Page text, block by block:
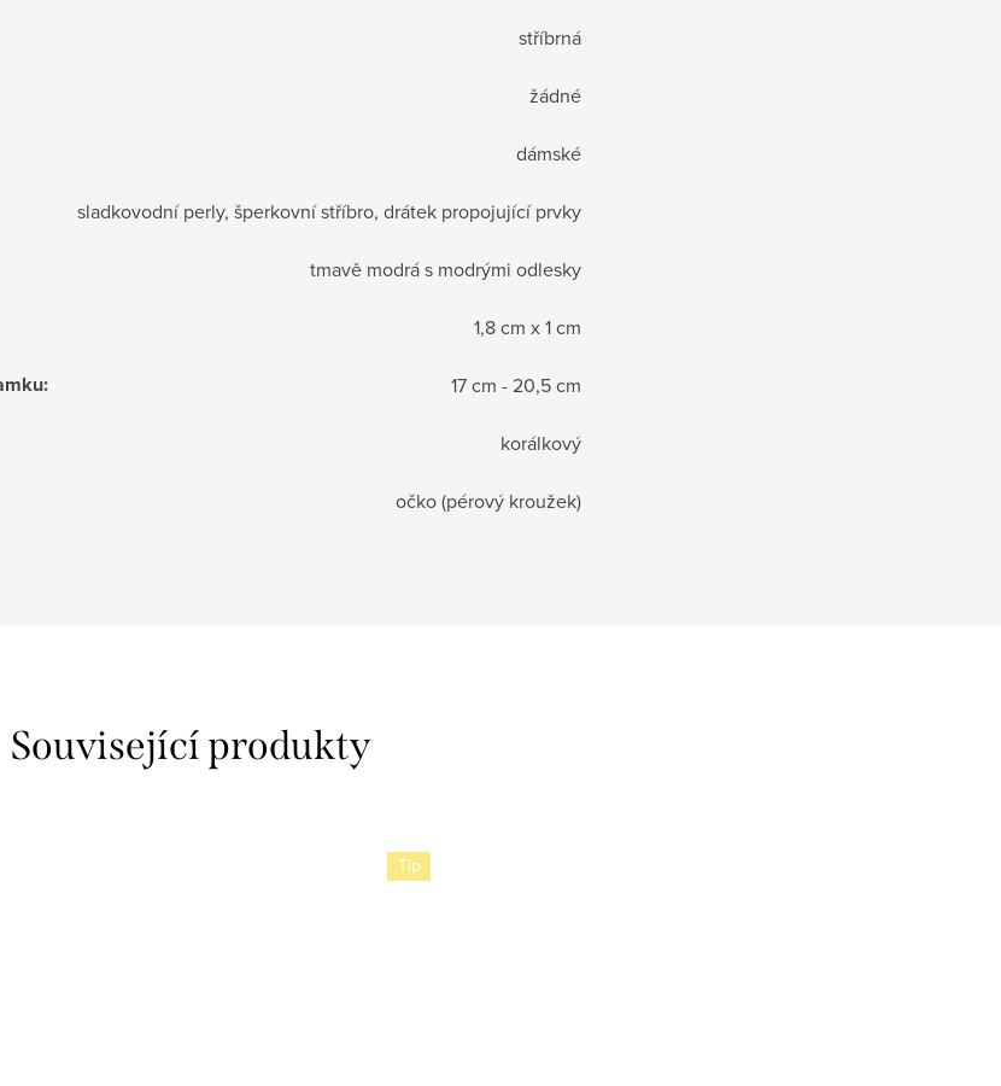
stříbrná
žádné
dámské
sladkovodní perly, šperkovní stříbro, drátek propojující prvky
tmavě modrá s modrými odlesky
1,8 cm x 1 cm
: 17 cm - 20,5 cm
korálkový
očko (pérový kroužek)
Související produkty
Tip